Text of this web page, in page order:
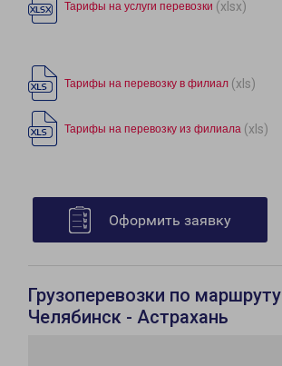
Тарифы на услуги перевозки (xlsx)
Тарифы на перевозку в филиал (xls)
Тарифы на перевозку из филиала (xls)
Оформить заявку
Грузоперевозки по маршруту
Челябинск - Астрахань